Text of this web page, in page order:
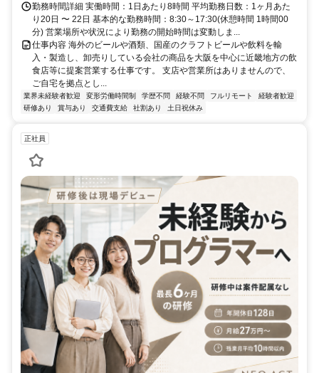
勤務時間詳細 実働時間：1日あたり8時間 平均勤務日数：1ヶ月あた
り20日 〜 22日 基本的な勤務時間：8:30～17:30(休憩時間 1時間00
分) 営業場所や状況により勤務の開始時間は変動しま...
仕事内容 海外のビールや酒類、国産のクラフトビールや飲料を輸
入・製造し、卸売りしている会社の商品を大阪を中心に近畿地方の飲
食店等に提案営業する仕事です。 支店や営業所はありませんので、
ご自宅を拠点とし...
業界未経験者歓迎 変形労働時間制 学歴不問 経験不問 フルリモート
経験者歓迎
研修あり
賞与あり 交通費支給 社割あり 土日祝休み
正社員